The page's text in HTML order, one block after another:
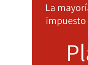
La
impuesto